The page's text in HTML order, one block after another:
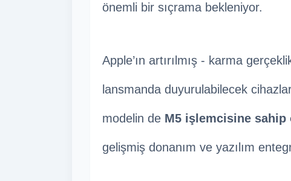
önemli bir sıçrama bekleniyor.
Apple’ın artırılmış - karma
lansmanda duyurulabilecek
modelin de M5 işlemcisine sahip
gelişmiş donanım ve yazılım